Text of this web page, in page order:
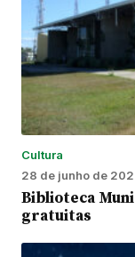
Cultura
28 de junho de
Biblioteca
gratuitas